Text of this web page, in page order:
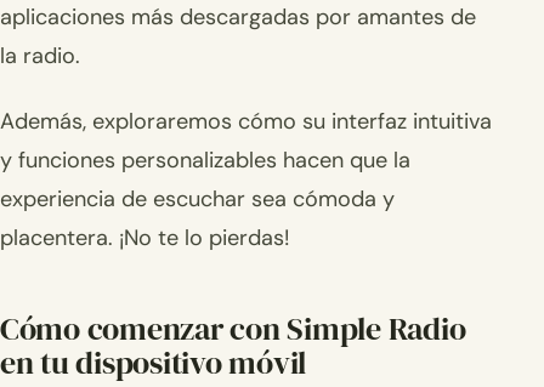
aplicaciones más descargadas por amantes de
la radio.
Además, exploraremos cómo su interfaz intuitiva
y funciones personalizables hacen que la
experiencia de escuchar sea cómoda y
placentera. ¡No te lo pierdas!
Cómo comenzar con Simple Radio
en tu dispositivo móvil